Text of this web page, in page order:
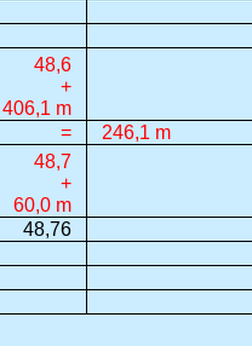
48,6
+
406,1 m
=
246,1 m
48,7
+
60,0 m
48,76